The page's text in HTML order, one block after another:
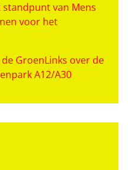
standpunt van Mens
voor het
GroenLinks over de
A12/A30